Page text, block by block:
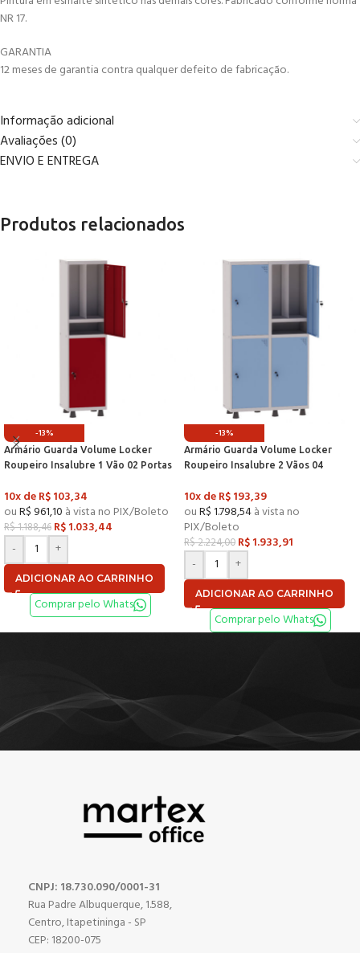
NR 17.
GARANTIA
12 meses de garantia contra qualquer defeito de fabricação.
Informação adicional
Avaliações (0)
ENVIO E ENTREGA
Produtos relacionados
-13%
Armário Guarda Volume Locker
Roupeiro Insalubre 1 Vão 02 Portas
Cinza e Vermelho – Pandin
10x deR$103,34
ouR$ 961,10 à vista no PIX/Boleto
R$1.188,46 R$1.033,44
-
+
ADICIONAR AO CARRINHO
Comprar pelo Whats
-13%
Armário Guarda Volume Locker
Roupeiro Insalubre 2 Vãos 04
GRF502/4INSPV Cinza e Azul Dali –
Pandin
10x deR$193,39
ouR$1.798,54à vista no
PIX/Boleto
R$2.224,00 R$1.933,91
-
+
ADICIONAR AO CARRINHO
Comprar pelo Whats
CNPJ: 18.730.090/0001-31
Rua Padre Albuquerque, 1.588,
Centro, Itapetininga - SP
CEP: 18200-075